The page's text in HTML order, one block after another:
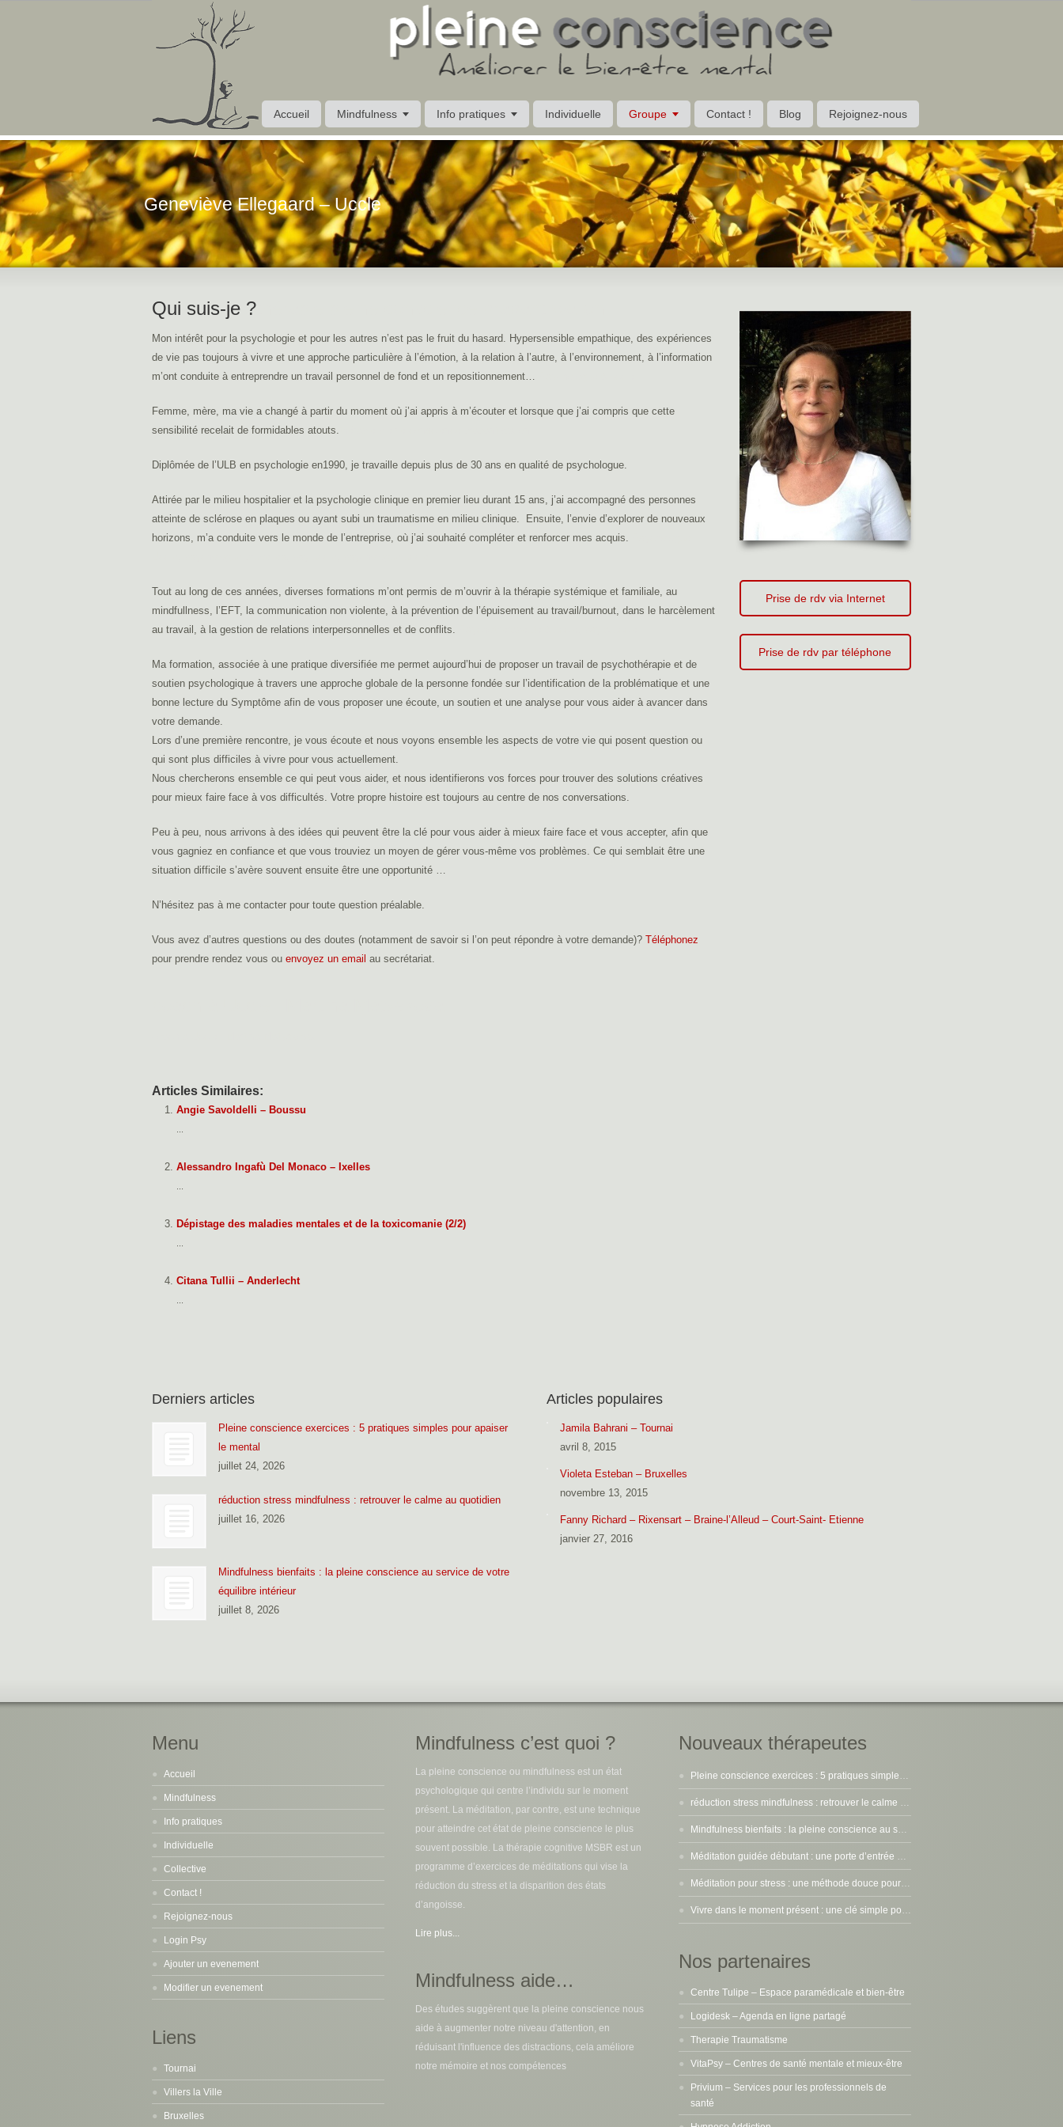
Accueil Mindfulness Info pratiques Individuelle Groupe Contact ! Blog Rejoignez-nous
Geneviève Ellegaard – Uccle
Qui suis-je ?
Mon intérêt pour la psychologie et pour les autres n’est pas le fruit du hasard. Hypersensible empathique, des expériences
de vie pas toujours à vivre et une approche particulière à l’émotion, à la relation à l’autre, à l’environnement, à l’information
m’ont conduite à entreprendre un travail personnel de fond et un repositionnement…
Femme, mère, ma vie a changé à partir du moment où j’ai appris à m’écouter et lorsque que j’ai compris que cette
sensibilité recelait de formidables atouts.
Diplômée de l’ULB en psychologie en1990, je travaille depuis plus de 30 ans en qualité de psychologue.
Attirée par le milieu hospitalier et la psychologie clinique en premier lieu durant 15 ans, j’ai accompagné des personnes
atteinte de sclérose en plaques ou ayant subi un traumatisme en milieu clinique. Ensuite, l’envie d’explorer de nouveaux
horizons, m’a conduite vers le monde de l’entreprise, où j’ai souhaité compléter et renforcer mes acquis.
Tout au long de ces années, diverses formations m’ont permis de m’ouvrir à la thérapie systémique et familiale, au
mindfullness, l’EFT, la communication non violente, à la prévention de l’épuisement au travail/burnout, dans le harcèlement
au travail, à la gestion de relations interpersonnelles et de conflits.
​Ma formation, associée à une pratique diversifiée me permet aujourd’hui de proposer un travail de psychothérapie et de
soutien psychologique à travers une approche globale de la personne fondée sur l’identification de la problématique et une
bonne lecture du Symptôme afin de vous proposer une écoute, un soutien et une analyse pour vous aider à avancer dans
votre demande.
​Lors d’une première rencontre, je vous écoute et nous voyons ensemble les aspects de votre vie qui posent question ou
qui sont plus difficiles à vivre pour vous actuellement.
Nous chercherons ensemble ce qui peut vous aider, et nous identifierons vos forces pour trouver des solutions créatives
pour mieux faire face à vos difficultés. Votre propre histoire est toujours au centre de nos conversations.
Peu à peu, nous arrivons à des idées qui peuvent être la clé pour vous aider à mieux faire face et vous accepter, afin que
vous gagniez en confiance et que vous trouviez un moyen de gérer vous-même vos problèmes. Ce qui semblait être une
situation difficile s’avère souvent ensuite être une opportunité …
N’hésitez pas à me contacter pour toute question préalable.
Vous avez d’autres questions ou des doutes (notamment de savoir si l’on peut répondre à votre demande)? Téléphonez
pour prendre rendez vous ou envoyez un email au secrétariat.
Prise de rdv via Internet
Prise de rdv par téléphone
Articles Similaires:
Angie Savoldelli – Boussu
Alessandro Ingafù Del Monaco – Ixelles
Dépistage des maladies mentales et de la toxicomanie (2/2)
Citana Tullii – Anderlecht
Derniers articles
Pleine conscience exercices : 5 pratiques simples pour apaiser
le mental
juillet 24, 2026
réduction stress mindfulness : retrouver le calme au quotidien
juillet 16, 2026
Mindfulness bienfaits : la pleine conscience au service de votre
équilibre intérieur
juillet 8, 2026
Articles populaires
Jamila Bahrani – Tournai
avril 8, 2015
Violeta Esteban – Bruxelles
novembre 13, 2015
Fanny Richard – Rixensart – Braine-l’Alleud – Court-Saint- Etienne
janvier 27, 2016
Menu
Accueil
Mindfulness
Info pratiques
Individuelle
Collective
Contact !
Rejoignez-nous
Login Psy
Ajouter un evenement
Modifier un evenement
Liens
Tournai
Villers la Ville
Bruxelles
Mindfulness c’est quoi ?
La pleine conscience ou mindfulness est un état
psychologique qui centre l’individu sur le moment
présent. La méditation, par contre, est une technique
pour atteindre cet état de pleine conscience le plus
souvent possible. La thérapie cognitive MSBR est un
programme d’exercices de méditations qui vise la
réduction du stress et la disparition des états
d’angoisse.
Lire plus...
Mindfulness aide…
Des études suggèrent que la pleine conscience nous
aide à augmenter notre niveau d'attention, en
réduisant l'influence des distractions, cela améliore
notre mémoire et nos compétences
Nouveaux thérapeutes
Mindfulness bienfaits : la pleine conscience au service de votre équilibre intérieur
Méditation pour stress : une méthode douce pour apaiser le mental
Nos partenaires
Centre Tulipe – Espace paramédicale et bien-être
Logidesk – Agenda en ligne partagé
Therapie Traumatisme
VitaPsy – Centres de santé mentale et mieux-être
Privium – Services pour les professionnels de
santé